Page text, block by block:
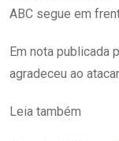
ABC segue em
Em nota publicada
agradeceu ao
Leia também